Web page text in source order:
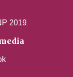
2019